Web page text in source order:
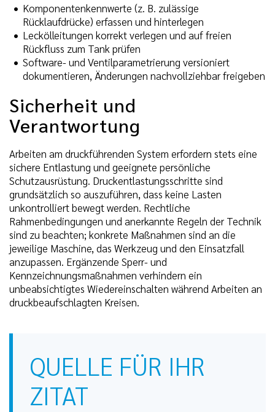
Komponentenkennwerte (z. B. zulässige
Rücklaufdrücke) erfassen und hinterlegen
Leckölleitungen korrekt verlegen und auf freien
Rückfluss zum Tank prüfen
Software- und Ventilparametrierung versioniert
dokumentieren, Änderungen nachvollziehbar freigeben
Sicherheit und
Verantwortung
Arbeiten am druckführenden System erfordern stets eine
sichere Entlastung und geeignete persönliche
Schutzausrüstung. Druckentlastungsschritte sind
grundsätzlich so auszuführen, dass keine Lasten
unkontrolliert bewegt werden. Rechtliche
Rahmenbedingungen und anerkannte Regeln der Technik
sind zu beachten; konkrete Maßnahmen sind an die
jeweilige Maschine, das Werkzeug und den Einsatzfall
anzupassen. Ergänzende Sperr- und
Kennzeichnungsmaßnahmen verhindern ein
unbeabsichtigtes Wiedereinschalten während Arbeiten an
druckbeaufschlagten Kreisen.
QUELLE FÜR IHR
ZITAT